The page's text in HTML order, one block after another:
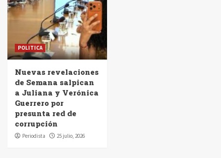
POLITICA
Nuevas revelaciones
de Semana salpican
a Juliana y Verónica
Guerrero por
presunta red de
corrupción
Periodista 25 julio, 2026